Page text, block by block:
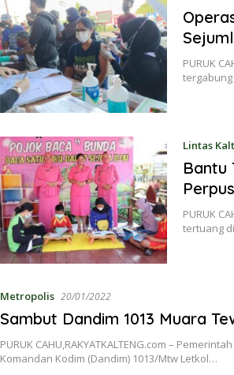
PURUK
Lintas
Bantu
PURUK
tertuang
Metropolis 20/01/2022
Sambut Dandim 1013 Muara
PURUK CAHU,RAKYATKALTENG.com –
Komandan Kodim (Dandim) 1013/Mtw Letkol…